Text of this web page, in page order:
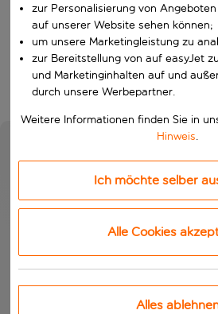
Suchen
zur Personalisierung von
auf unserer Website sehen können;
um unsere Marketingleistung zu
zur Bereitstellung von auf easyJet
und Marketinginhalten auf und
durch unsere Werbepartner.
Weitere Informationen finden Sie in
Hinweis.
Ich möchte selber
Alle Cookies
Alles